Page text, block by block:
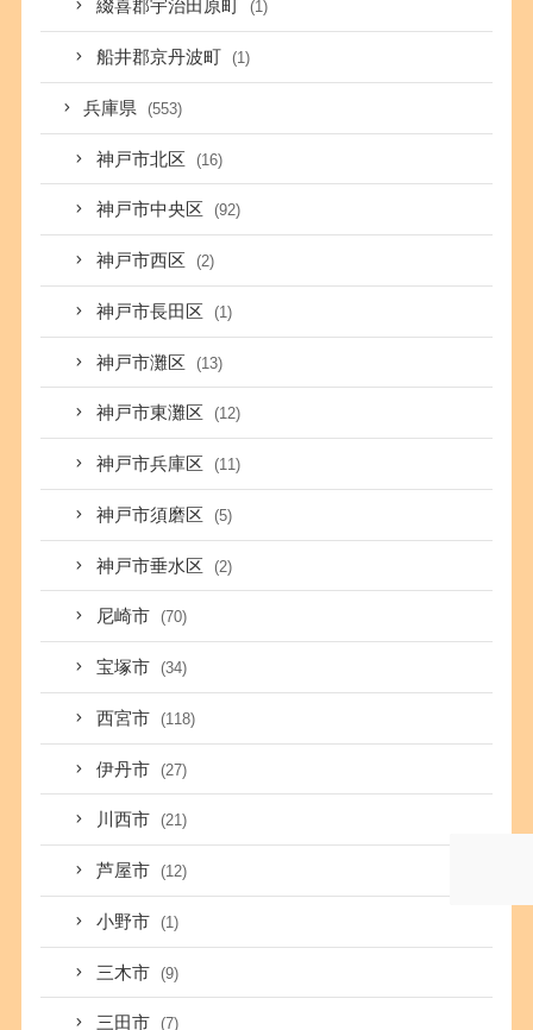
綴喜郡宇治田原町 (1)
船井郡京丹波町 (1)
兵庫県 (553)
神戸市北区 (16)
神戸市中央区 (92)
神戸市西区 (2)
神戸市長田区 (1)
神戸市灘区 (13)
神戸市東灘区 (12)
神戸市兵庫区 (11)
神戸市須磨区 (5)
神戸市垂水区 (2)
尼崎市 (70)
宝塚市 (34)
西宮市 (118)
伊丹市 (27)
川西市 (21)
芦屋市 (12)
小野市 (1)
三木市 (9)
三田市 (7)